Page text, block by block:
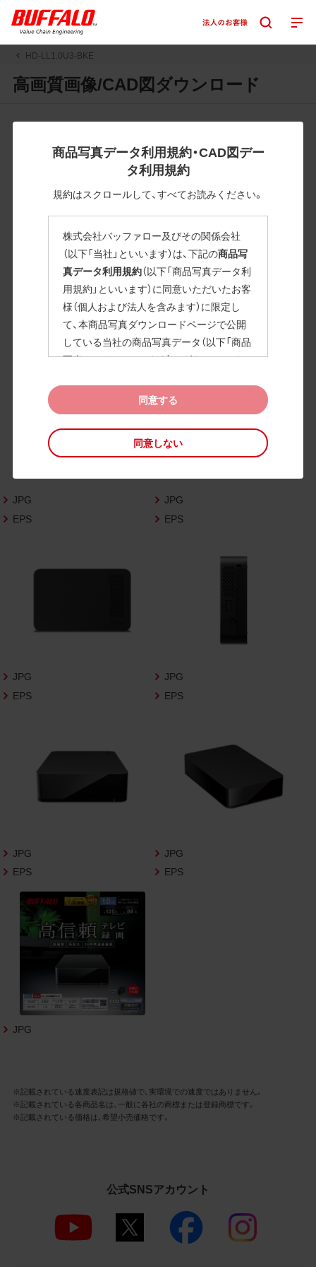
HD-LL1.0U3-BKE
高画質画像/CAD図ダウンロード
商品写真データ利用規約・CAD図デー
タ利用規約
規約はスクロールして、すべてお読みください。
株式会社バッファロー及びその関係会社
（以下「当社」といいます）は、下記の商品写
真データ利用規約（以下「商品写真データ利
用規約」といいます）に同意いただいたお客
様（個人および法人を含みます）に限定し
て、本商品写真ダウンロードページで公開
している当社の商品写真データ（以下「商品
写真データ」といいます）のダウンロードお
また、当社は、下記のCAD図データ利用規約
（以下「CAD図データ利用規約」といいます）
に同意いただいたお客様に限定して、本CA
D図ダウンロードページで公開している当
いいます）の利用を許諾いたします。
お客様が「同意する」ボタンをクリックされ
た場合、商品写真データ利用規約及びCAD
なお、商品写真データ利用規約及びCAD図
ロードする際には最新の規約をご確認くだ
商品写真データ利用規約
意します。
お客様は、商品写真データ利用規約に従い、
の報道・解説に利用する場合に限り商品写
真データを複製、送信可能化して利用でき
除き、上記の目的、利用方法以外に商品写真
データを利用することはできません。
3.遵守事項
の各号に掲げる事項を遵守するものとしま
す。
社商品についての情報（社名、商品名
等）を併記する等の方法により、商品
写真データに表示されている商品が、
ル、商標その他のマークがある場合、
商品写真データを当社HPのトップ
ページ以外のサイトとのリンクとし
て利用しないこと
同意する
同意しない
すと圧縮ファイルのダウンロードが始まります。
JPEG・EPSファイルにはパスが設定されています。画像編集
の際に便利です。PNG画像は原則として背景を透過したもの
を提供しています。
掲載データ「JPEG、PNG : 低解像度(RGBカラー)」 「EPS : 高
解像度(CMYKカラー)」
HD-LL1.0U3-BKE
高画質画像
JPG
EPS
JPG
EPS
JPG
EPS
JPG
EPS
JPG
EPS
JPG
EPS
JPG
※記載されている速度表記は規格値で、実環境での速度ではありません。
※記載されている各商品名は、一般に各社の商標または登録商標です。
※記載されている価格は、希望小売価格です。
公式SNSアカウント